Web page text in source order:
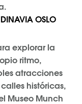
OSLO
explorar la
ritmo,
atracciones
históricas,
Museo Munch